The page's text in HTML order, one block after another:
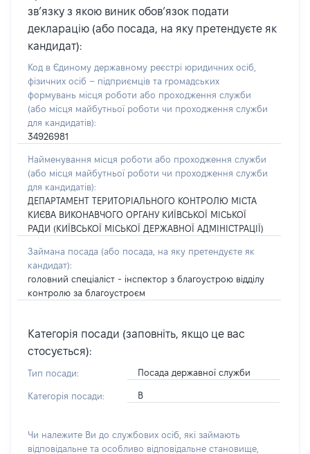
зв’язку з якою виник обов’язок подати
декларацію (або посада, на яку претендуєте як
кандидат):
Код в Єдиному державному реєстрі юридичних осіб,
фізичних осіб – підприємців та громадських
формувань місця роботи або проходження служби
(або місця майбутньої роботи чи проходження служби
для кандидатів):
34926981
Найменування місця роботи або проходження служби
(або місця майбутньої роботи чи проходження служби
для кандидатів):
ДЕПАРТАМЕНТ ТЕРИТОРІАЛЬНОГО КОНТРОЛЮ МІСТА
КИЄВА ВИКОНАВЧОГО ОРГАНУ КИЇВСЬКОЇ МІСЬКОЇ
РАДИ (КИЇВСЬКОЇ МІСЬКОЇ ДЕРЖАВНОЇ АДМІНІСТРАЦІЇ)
Займана посада (або посада, на яку претендуєте як
кандидат):
головний спеціаліст - інспектор з благоустрою відділу
контролю за благоустроєм
Категорія посади (заповніть, якщо це вас
стосується):
Тип посади: Посада державної служби
Категорія посади: В
Чи належите Ви до службових осіб, які займають
відповідальне та особливо відповідальне становище,